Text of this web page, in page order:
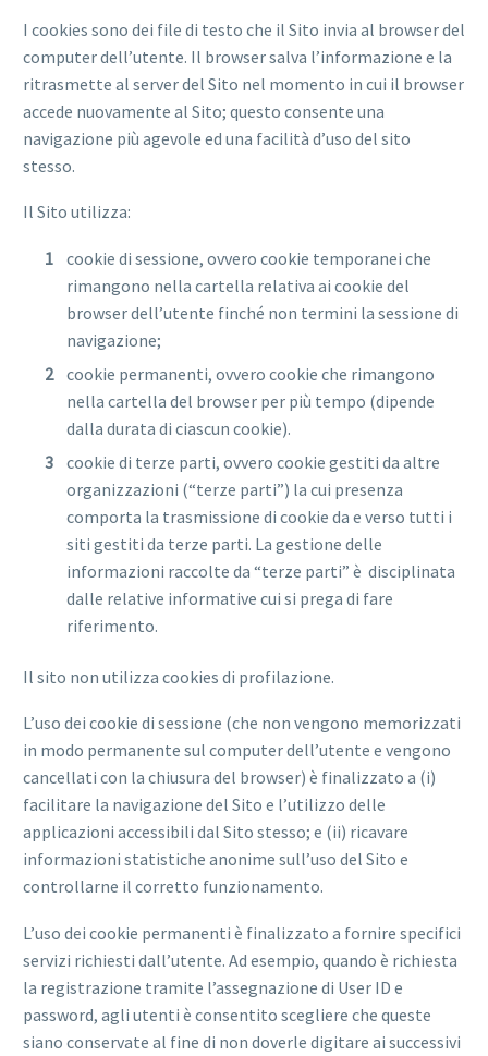
I cookies sono dei file di testo che il Sito invia al browser del
computer dell’utente. Il browser salva l’informazione e la
ritrasmette al server del Sito nel momento in cui il browser
accede nuovamente al Sito; questo consente una
navigazione più agevole ed una facilità d’uso del sito
stesso.
Il Sito utilizza:
cookie di sessione, ovvero cookie temporanei che
rimangono nella cartella relativa ai cookie del
browser dell’utente finché non termini la sessione di
navigazione;
cookie permanenti, ovvero cookie che rimangono
nella cartella del browser per più tempo (dipende
dalla durata di ciascun cookie).
cookie di terze parti, ovvero cookie gestiti da altre
organizzazioni (“terze parti”) la cui presenza
comporta la trasmissione di cookie da e verso tutti i
siti gestiti da terze parti. La gestione delle
informazioni raccolte da “terze parti” è disciplinata
dalle relative informative cui si prega di fare
riferimento.
Il sito non utilizza cookies di profilazione.
L’uso dei cookie di sessione (che non vengono memorizzati
in modo permanente sul computer dell’utente e vengono
cancellati con la chiusura del browser) è finalizzato a (i)
facilitare la navigazione del Sito e l’utilizzo delle
applicazioni accessibili dal Sito stesso; e (ii) ricavare
informazioni statistiche anonime sull’uso del Sito e
controllarne il corretto funzionamento.
L’uso dei cookie permanenti è finalizzato a fornire specifici
servizi richiesti dall’utente. Ad esempio, quando è richiesta
la registrazione tramite l’assegnazione di User ID e
password, agli utenti è consentito scegliere che queste
siano conservate al fine di non doverle digitare ai successivi